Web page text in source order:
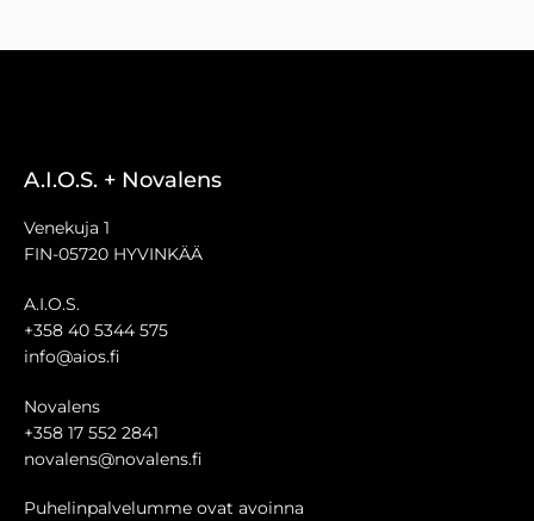
A.I.O.S. + Novalens
Venekuja 1
FIN-05720 HYVINKÄÄ
A.I.O.S.
+358 40 5344 575
info@aios.fi
Novalens
+358 17 552 2841
novalens@novalens.fi
Puhelinpalvelumme ovat avoinna